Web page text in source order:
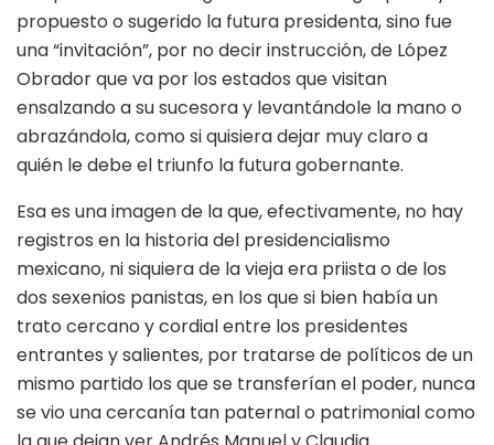
propuesto o sugerido la futura presidenta, sino fue
una “invitación”, por no decir instrucción, de López
Obrador que va por los estados que visitan
ensalzando a su sucesora y levantándole la mano o
abrazándola, como si quisiera dejar muy claro a
quién le debe el triunfo la futura gobernante.
Esa es una imagen de la que, efectivamente, no hay
registros en la historia del presidencialismo
mexicano, ni siquiera de la vieja era priista o de los
dos sexenios panistas, en los que si bien había un
trato cercano y cordial entre los presidentes
entrantes y salientes, por tratarse de políticos de un
mismo partido los que se transferían el poder, nunca
se vio una cercanía tan paternal o patrimonial como